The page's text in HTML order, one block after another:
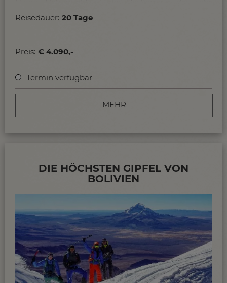
Allgemeine Infos und Tipps zu Bolivien...
einfachen Vulkan Acotango 6052m!
Reisedauer: 20 Tage
Preis: € 4.090,-
Termin verfügbar
MEHR
DIE HÖCHSTEN GIPFEL VON
BOLIVIEN